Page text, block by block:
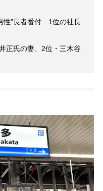
性”長者番付 1位の社長
正氏の妻、2位・三木谷